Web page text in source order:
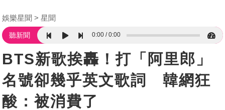
娛樂星聞 星聞
聽新聞 0:00 0:00
BTS新歌挨轟！打「阿里郎」
名號卻幾乎英文歌詞 韓網狂
酸：被消費了